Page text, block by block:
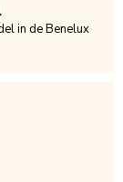
in de Benelux